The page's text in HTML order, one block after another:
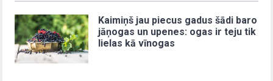
Kaimiņš jau piecus gadus šādi baro
jāņogas un upenes: ogas ir teju tik
lielas kā vīnogas